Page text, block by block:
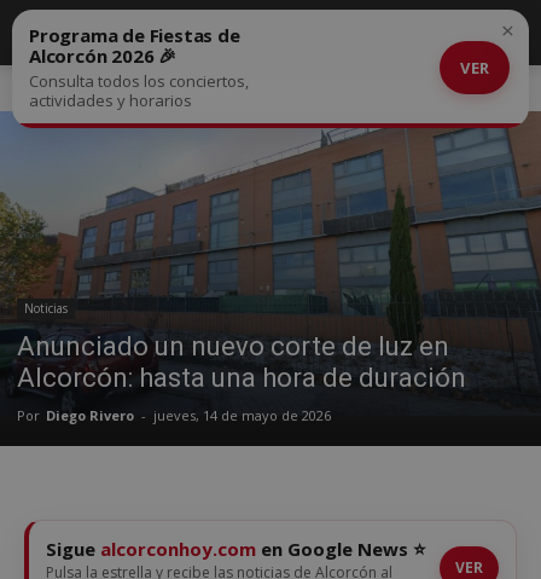
Inicio Noticias
Noticias
Anunciado un nuevo corte de luz en
Alcorcón: hasta una hora de duración
Por Diego Rivero - jueves, 14 de mayo de 2026
Programa de Fiestas de
Alcorcón 2026 🎉
Consulta todos los conciertos,
actividades y horarios
VER
×
Sigue alcorconhoy.com en Google News ⭐
Pulsa la estrella y recibe las noticias de Alcorcón al
VER